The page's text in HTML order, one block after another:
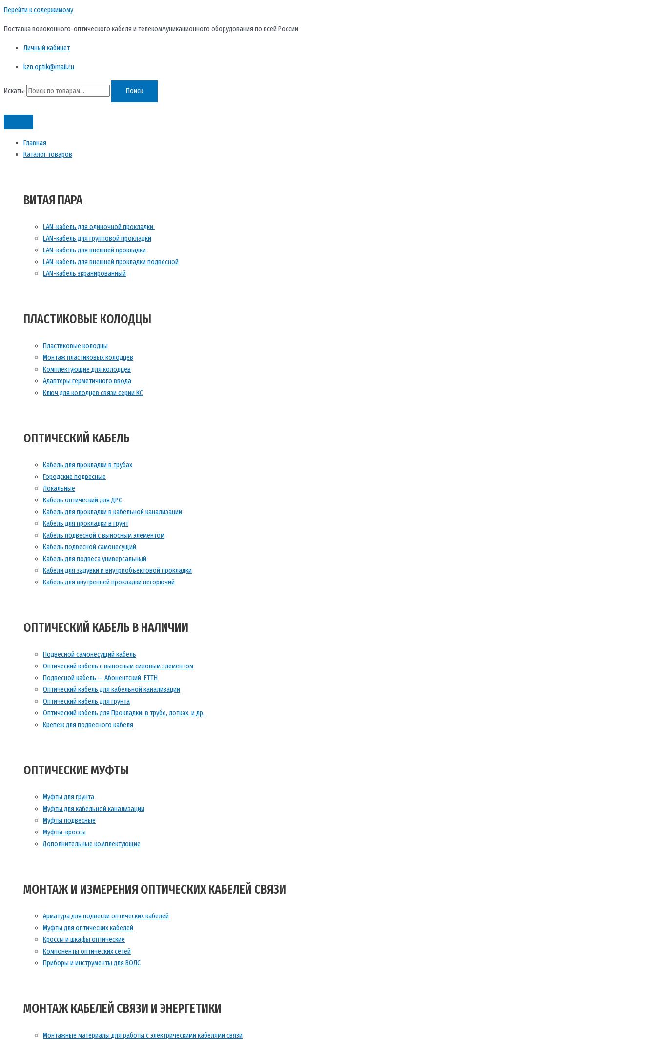
Перейти к содержимому
Поставка волоконного-оптического кабеля и телекоммуникационного оборудования по всей России
Личный кабинет
kzn.optik@mail.ru
Искать: Поиск
Главная
Каталог товаров
ВИТАЯ ПАРА
LAN-кабель для одиночной прокладки
LAN-кабель для групповой прокладки
LAN-кабель для внешней прокладки
LAN-кабель для внешней прокладки подвесной
LAN-кабель экранированный
ПЛАСТИКОВЫЕ КОЛОДЦЫ
Пластиковые колодцы
Монтаж пластиковых колодцев
Комплектующие для колодцев
Адаптеры герметичного ввода
Ключ для колодцев связи серии КС
ОПТИЧЕСКИЙ КАБЕЛЬ
Кабель для прокладки в трубах
Городские подвесные
Локальные
Кабель оптический для ДРС
Кабель для прокладки в кабельной канализации
Кабель для прокладки в грунт
Кабель подвесной с выносным элементом
Кабель подвесной самонесущий
Кабель для подвеса универсальный
Кабели для задувки и внутриобъектовой прокладки
Кабель для внутренней прокладки негорючий
ОПТИЧЕСКИЙ КАБЕЛЬ В НАЛИЧИИ
Подвесной самонесущий кабель
Оптический кабель с выносным силовым элементом
Подвесной кабель — Абонентский FTTH
Оптический кабель для кабельной канализации
Оптический кабель для грунта
Оптический кабель для Прокладки: в трубе, лотках, и др.
Крепеж для подвесного кабеля
ОПТИЧЕСКИЕ МУФТЫ
Муфты для грунта
Муфты для кабельной канализации
Муфты подвесные
Муфты-кроссы
Дополнительные комплектующие
МОНТАЖ И ИЗМЕРЕНИЯ ОПТИЧЕСКИХ КАБЕЛЕЙ СВЯЗИ
Арматура для подвески оптических кабелей
Муфты для оптических кабелей
Кроссы и шкафы оптические
Компоненты оптических сетей
Приборы и инструменты для ВОЛС
МОНТАЖ КАБЕЛЕЙ СВЯЗИ И ЭНЕРГЕТИКИ
Монтажные материалы для работы с электрическими кабелями связи